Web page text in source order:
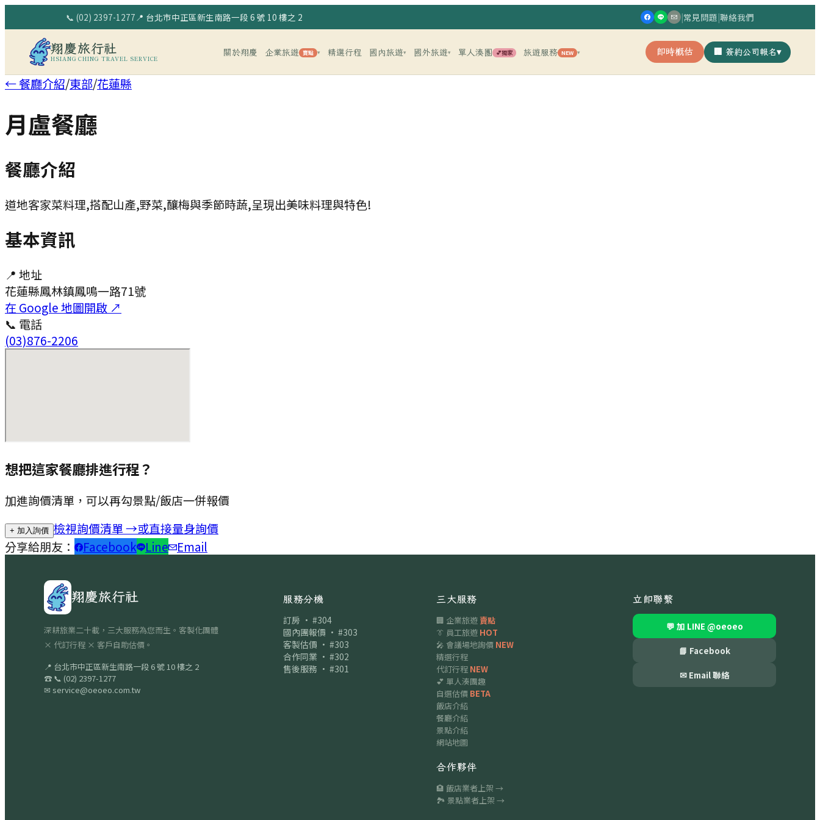
📞 (02) 2397-1277📍 台北市中正區新生南路一段 6 號 10 樓之 2 |常見問題|聯絡我們
翔慶旅行社
HSIANG CHING TRAVEL SERVICE
關於翔慶 企業旅遊 賣點 ▾ 精選行程 國內旅遊▾ 國外旅遊▾ 單人湊團 💕獨家 旅遊服務 NEW ▾ 即時概估 🏢 簽約公司報名▾
← 餐廳介紹/東部/花蓮縣
月盧餐廳
餐廳介紹
道地客家菜料理,搭配山產,野菜,釀梅與季節時蔬,呈現出美味料理與特色!
基本資訊
📍 地址
花蓮縣鳳林鎮鳳鳴一路71號
在 Google 地圖開啟 ↗
📞 電話
(03)876-2206
想把這家餐廳排進行程？
加進詢價清單，可以再勾景點/飯店一併報價
+ 加入詢價 檢視詢價清單 →或直接量身詢價
分享給朋友：
Facebook Line Email
翔慶旅行社
深耕旅業二十載，三大服務為您而生。客製化團體
× 代訂行程 × 客戶自助估價。
📍 台北市中正區新生南路一段 6 號 10 樓之 2
☎ 📞 (02) 2397-1277
✉ service@oeoeo.com.tw
服務分機
訂房 · #304
國內團報價 · #303
客製估價 · #303
合作同業 · #302
售後服務 · #301
三大服務
🏢 企業旅遊賣點
👔 員工旅遊 HOT
🎤 會議場地詢價 NEW
精選行程
代訂行程 NEW
💕 單人湊團趣
自選估價 BETA
飯店介紹
餐廳介紹
景點介紹
網站地圖
合作夥伴
🏨 飯店業者上架 →
🏞 景點業者上架 →
立即聯繫
💬 加 LINE @oeoeo
📘 Facebook
✉ Email 聯絡